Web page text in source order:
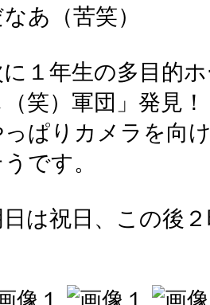
あ（苦笑）
に１年生の多目的
（笑）軍団」発見！
ぱりカメラを向
です。
日は祝日、この後